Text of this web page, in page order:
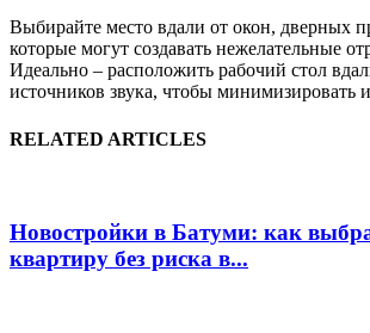
Выбирайте место вдали от окон, дверных
которые могут создавать нежелательные
Идеально – расположить рабочий стол
источников звука, чтобы минимизировать
RELATED ARTICLES
Новостройки в Батуми: как
квартиру без риска в...